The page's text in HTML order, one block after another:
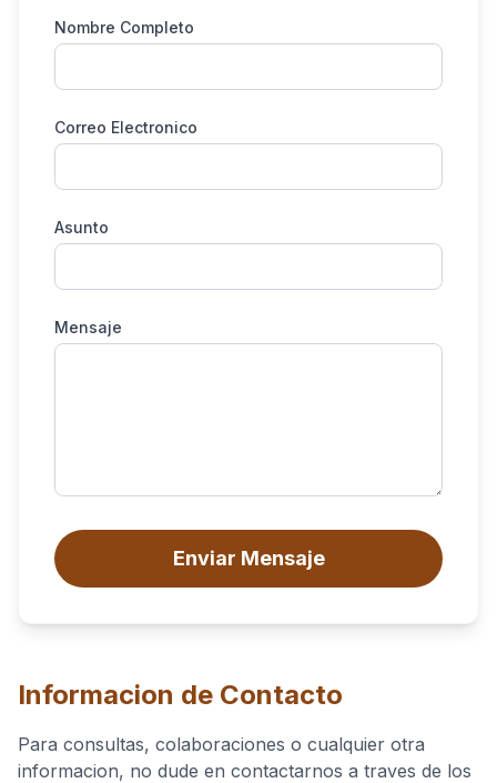
Nombre Completo
Correo Electronico
Asunto
Mensaje
Enviar Mensaje
Informacion de Contacto
Para consultas, colaboraciones o cualquier otra
informacion, no dude en contactarnos a traves de los